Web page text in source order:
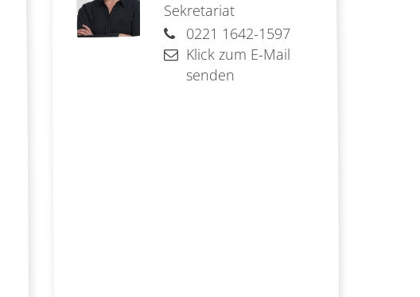
Sekretariat
0221 1642-1597
Klick zum E-Mail
senden